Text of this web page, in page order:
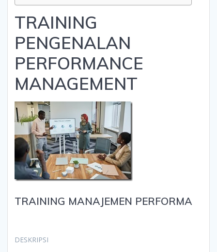
TRAINING
PENGENALAN
PERFORMANCE
MANAGEMENT
TRAINING MANAJEMEN PERFORMA
DESKRIPSI